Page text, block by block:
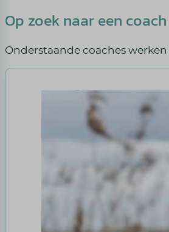
Op zoek naar een
Onderstaande coaches